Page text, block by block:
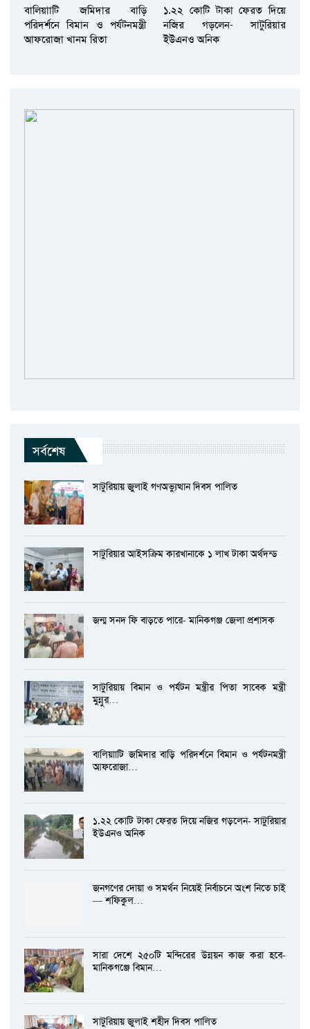
বালিয়াাটি জমিদার বাড়ি
পরিদর্শনে বিমান ও পর্যটনমন্ত্রী
আফরোজা খানম রিতা
১.২২ কোটি টাকা ফেরত দিয়ে
নজির গড়লেন- সাটুরিয়ার
ইউএনও অনিক
সর্বশেষ
সাটুরিয়ায় জুলাই গণঅভ্যুত্থান দিবস পালিত
সাটুরিয়ার আইসক্রিম কারখানাকে ১ লাখ টাকা অর্থদন্ড
জন্ম সনদ ফি বাড়তে পারে- মানিকগঞ্জ জেলা প্রশাসক
সাটুরিয়ায় বিমান ও পর্যটন মন্ত্রীর পিতা সাবেক মন্ত্রী
মুন্নুর…
বালিয়াাটি জমিদার বাড়ি পরিদর্শনে বিমান ও পর্যটনমন্ত্রী
আফরোজা…
১.২২ কোটি টাকা ফেরত দিয়ে নজির গড়লেন- সাটুরিয়ার
ইউএনও অনিক
জনগণের দোয়া ও সমর্থন নিয়েই নির্বাচনে অংশ নিতে চাই
— শফিকুল…
সারা দেশে ২৫০টি মন্দিরের উন্নয়ন কাজ করা হবে-
মানিকগঞ্জে বিমান…
সাটুরিয়ায় জুলাই শহীদ দিবস পালিত